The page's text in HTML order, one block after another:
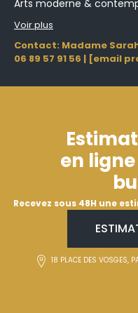
Arts moderne &
Voir plus
Contact: Madame
06 89 57 91 56 | [email
en
Recevez sous 48H une
18 PLACE DES VOSGES,